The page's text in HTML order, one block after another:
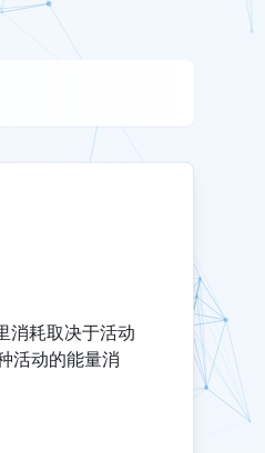
消耗取决于活动
活动的能量消